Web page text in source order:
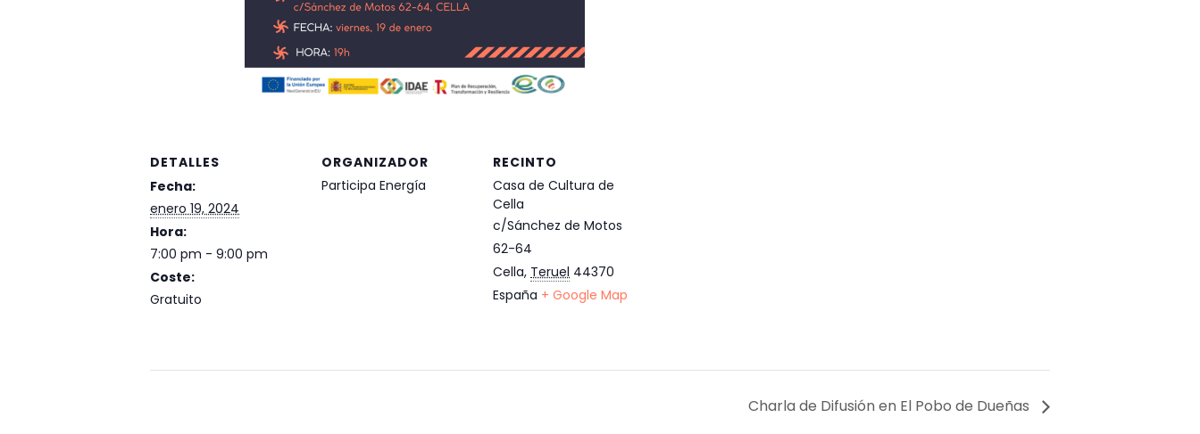
DETALLES
Fecha:
enero 19, 2024
Hora:
7:00 pm - 9:00 pm
Coste:
Gratuito
ORGANIZADOR
Participa Energía
RECINTO
Casa de Cultura de
Cella
c/Sánchez de Motos
62-64
Cella, Teruel 44370
España + Google Map
Charla de Difusión en El Pobo de Dueñas